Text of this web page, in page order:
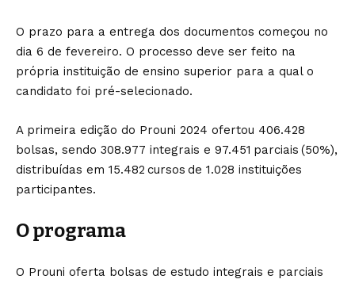
O prazo para a entrega dos documentos começou no
dia 6 de fevereiro. O processo deve ser feito na
própria instituição de ensino superior para a qual o
candidato foi pré-selecionado.
A primeira edição do Prouni 2024 ofertou 406.428
bolsas, sendo 308.977 integrais e 97.451 parciais (50%),
distribuídas em 15.482 cursos de 1.028 instituições
participantes.
O programa
O Prouni oferta bolsas de estudo integrais e parciais